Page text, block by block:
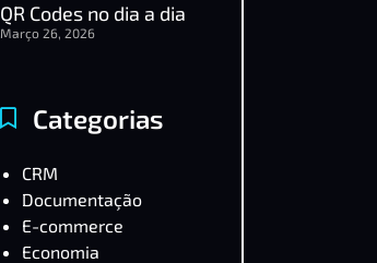
QR Codes no dia a dia
Março 26, 2026
Categorias
CRM
Documentação
E-commerce
Economia